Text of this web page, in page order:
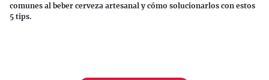
comunes al beber cerveza artesanal y cómo solucionarlos con estos
5 tips.